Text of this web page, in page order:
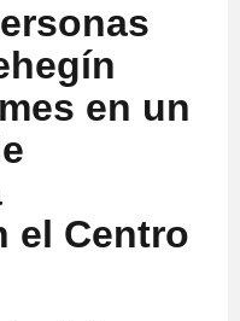
en un
el Centro